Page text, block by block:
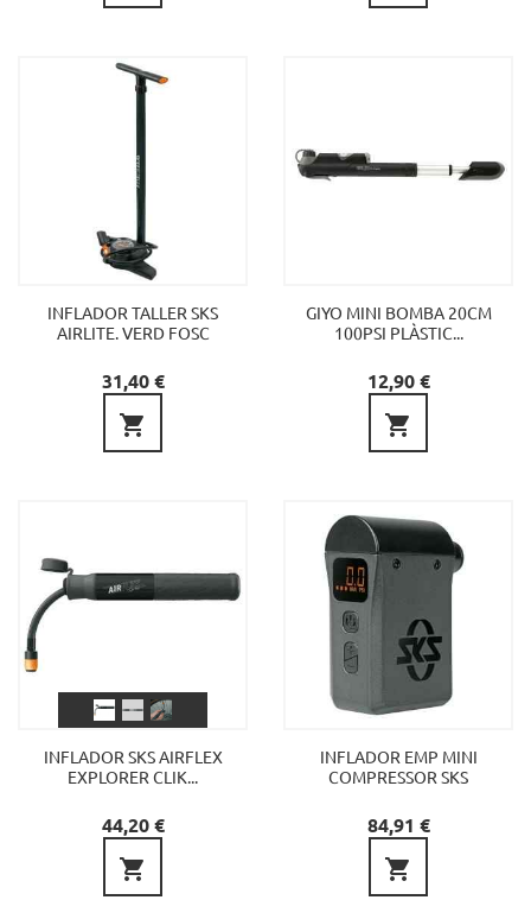
INFLADOR TALLER SKS
AIRLITE. VERD FOSC
Preu
31,40 €

GIYO MINI BOMBA 20CM
100PSI PLÀSTIC...
Preu
12,90 €

INFLADOR SKS AIRFLEX
EXPLORER CLIK...
Preu
44,20 €

INFLADOR EMP MINI
COMPRESSOR SKS
Preu
84,91 €
